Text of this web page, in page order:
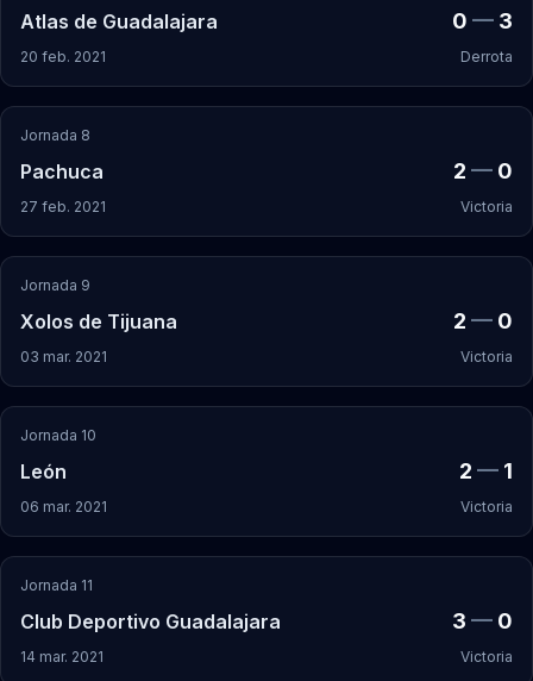
Atlas de Guadalajara 0 — 3
20 feb. 2021 Derrota
Jornada 8
Pachuca 2 — 0
27 feb. 2021 Victoria
Jornada 9
Xolos de Tijuana 2 — 0
03 mar. 2021 Victoria
Jornada 10
León 2 — 1
06 mar. 2021 Victoria
Jornada 11
Club Deportivo Guadalajara 3 — 0
14 mar. 2021 Victoria